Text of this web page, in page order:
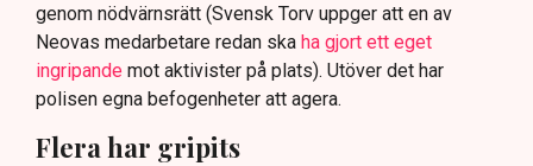
genom nödvärnsrätt (Svensk Torv uppger att en av
Neovas medarbetare redan ska ha gjort ett eget
ingripande mot aktivister på plats). Utöver det har
polisen egna befogenheter att agera.
Flera har gripits